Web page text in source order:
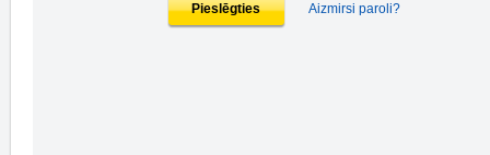
Pieslēgties Aizmirsi paroli?